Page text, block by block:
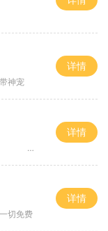
神宠
详情
详情
切免费
详情